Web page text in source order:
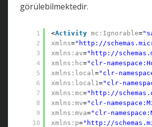
görülebilmektedir.
1
2
3
4
5
6
7
8
9
10
<Activity mc:Ignorable=
xmlns="http://
xmlns:av="http://
xmlns:hc="clr-
xmlns:local ="clr-
xmlns:local1 ="clr-
xmlns:mc="http://
xmlns:mv="clr-
xmlns:mva="clr-
xmlns:p="http://